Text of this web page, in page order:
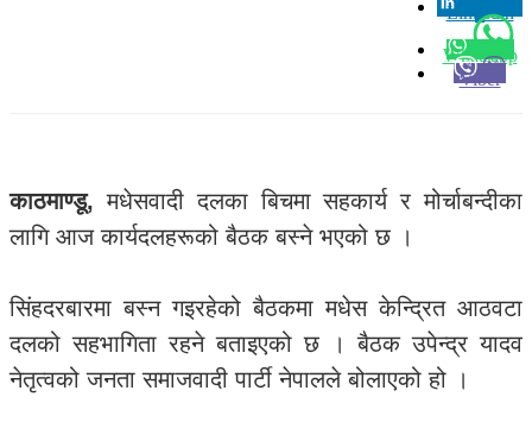
Linkedin
0
Whatsapp
Viber
काठमाण्डू, मधेसवादी दलका बिचमा सहकार्य र मोर्चाबन्दीका
लागि आज कार्यदलहरूको बैठक बस्ने भएको छ ।
सिंहदरबारमा बस्न गइरहेको बैठकमा मधेस केन्द्रित आठवटा
दलको सहभागिता रहने बताइएको छ । बैठक उपेन्द्र यादव
नेतृत्वको जनता समाजवादी पार्टी नेपालले बोलाएको हो ।